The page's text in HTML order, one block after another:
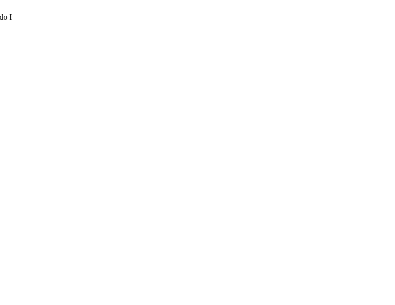
I